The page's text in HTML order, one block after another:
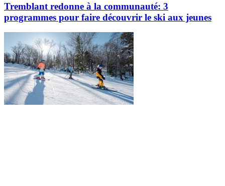
Tremblant redonne à la communauté: 3
programmes pour faire découvrir le ski aux jeunes